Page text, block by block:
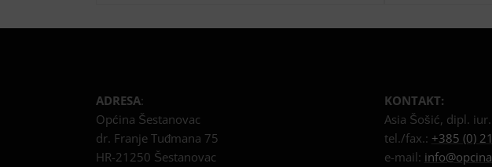
ADRESA:
Općina Šestanovac
dr. Franje Tuđmana 75
HR-21250 Šestanovac
KONTAKT:
Asia Šošić, dipl. iur.
tel./fax.: +385 (0)
e-mail: